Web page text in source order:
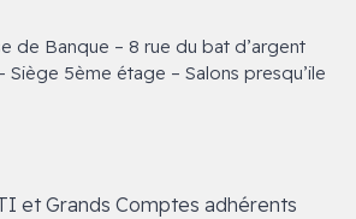
de Banque – 8 rue du bat d’argent
Siège 5ème étage – Salons presqu’ile
et Grands Comptes adhérents